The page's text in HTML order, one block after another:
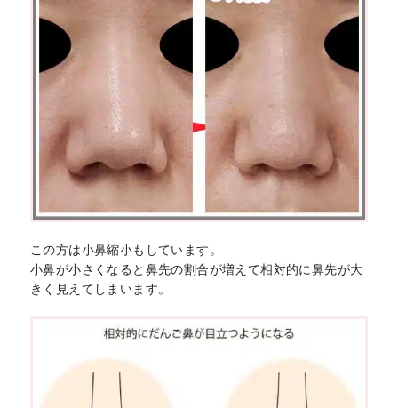
この方は小鼻縮小もしています。
小鼻が小さくなると鼻先の割合が増えて相対的に鼻先が大
きく見えてしまいます。